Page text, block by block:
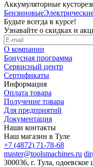
Аккумуляторные
Бензиновые
Будьте всегда в курсе!
Узнавайте о скидках и
О компании
Бонусная программа
Сервисный центр
Сертификаты
Информация
Оплата товара
Получение товара
Для предприятий
Документация
Наши контакты
Наш магазин в Туле
+7 (4872) 71-78-68
master@toolsmachines.ru
300036, г. Тула,